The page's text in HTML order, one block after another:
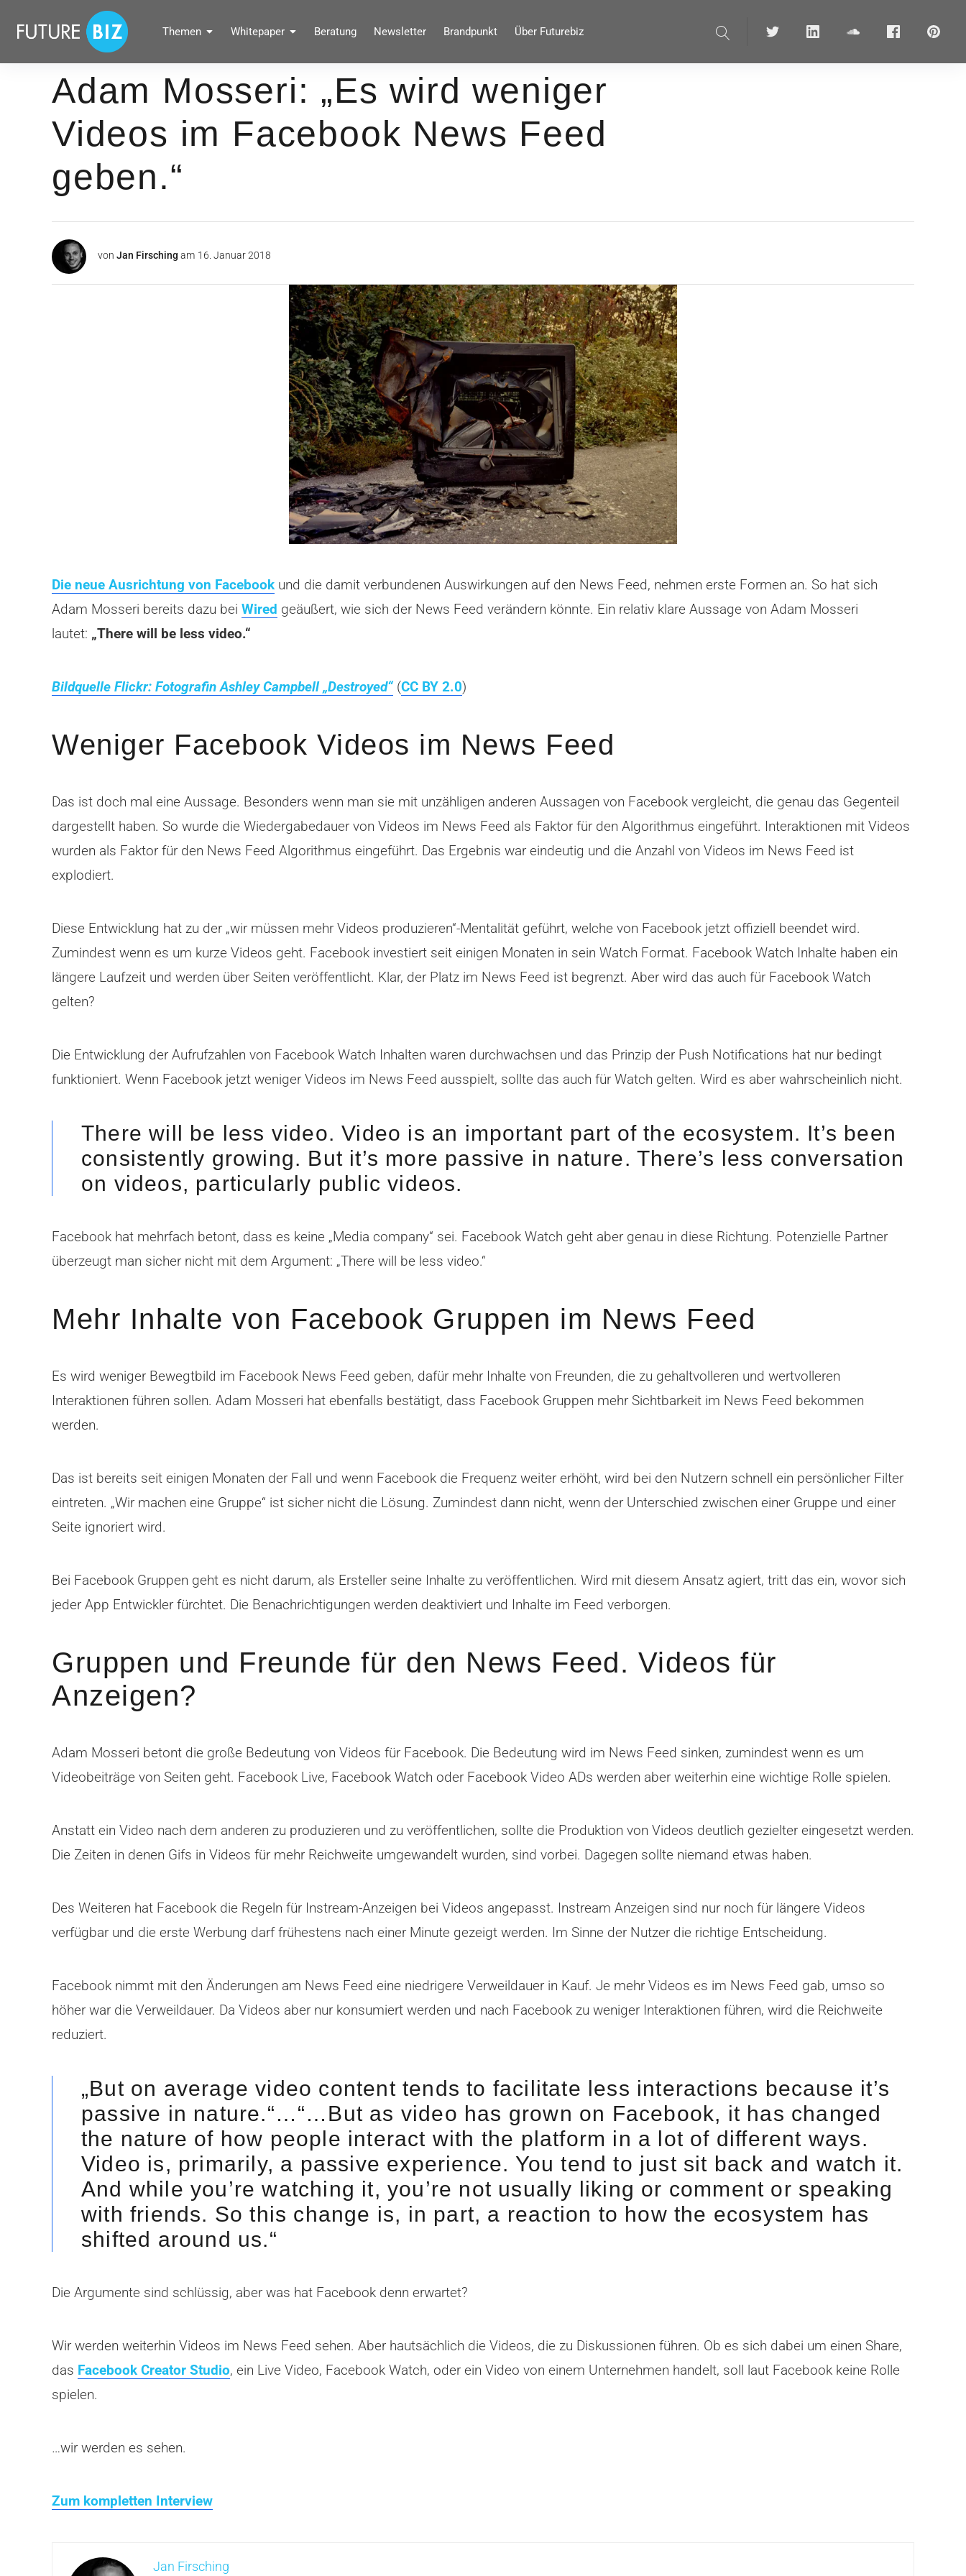
überspringen
FUTUREBIZ
Social Media Marketing Blog für Unternehmen by BRANDPUNKT
Themen Whitepaper Beratung Newsletter Brandpunkt Über Futurebiz
Suche Twitter linkedin soundcloudFacebook
Adam Mosseri: „Es wird weniger
Videos im Facebook News Feed
geben.“
von Jan Firsching am 16. Januar 2018
Die neue Ausrichtung von Facebook und die damit verbundenen Auswirkungen auf den News Feed, nehmen erste Formen an. So hat sich
Adam Mosseri bereits dazu bei Wired geäußert, wie sich der News Feed verändern könnte. Ein relativ klare Aussage von Adam Mosseri
lautet: „There will be less video.“
Bildquelle Flickr: Fotografin Ashley Campbell „Destroyed“ (CC BY 2.0)
Weniger Facebook Videos im News Feed
Das ist doch mal eine Aussage. Besonders wenn man sie mit unzähligen anderen Aussagen von Facebook vergleicht, die genau das Gegenteil
dargestellt haben. So wurde die Wiedergabedauer von Videos im News Feed als Faktor für den Algorithmus eingeführt. Interaktionen mit Videos
wurden als Faktor für den News Feed Algorithmus eingeführt. Das Ergebnis war eindeutig und die Anzahl von Videos im News Feed ist
explodiert.
Diese Entwicklung hat zu der „wir müssen mehr Videos produzieren“-Mentalität geführt, welche von Facebook jetzt offiziell beendet wird.
Zumindest wenn es um kurze Videos geht. Facebook investiert seit einigen Monaten in sein Watch Format. Facebook Watch Inhalte haben ein
längere Laufzeit und werden über Seiten veröffentlicht. Klar, der Platz im News Feed ist begrenzt. Aber wird das auch für Facebook Watch
gelten?
Die Entwicklung der Aufrufzahlen von Facebook Watch Inhalten waren durchwachsen und das Prinzip der Push Notifications hat nur bedingt
funktioniert. Wenn Facebook jetzt weniger Videos im News Feed ausspielt, sollte das auch für Watch gelten. Wird es aber wahrscheinlich nicht.
There will be less video. Video is an important part of the ecosystem. It’s been
consistently growing. But it’s more passive in nature. There’s less conversation
on videos, particularly public videos.
Facebook hat mehrfach betont, dass es keine „Media company“ sei. Facebook Watch geht aber genau in diese Richtung. Potenzielle Partner
überzeugt man sicher nicht mit dem Argument: „There will be less video.“
Mehr Inhalte von Facebook Gruppen im News Feed
Es wird weniger Bewegtbild im Facebook News Feed geben, dafür mehr Inhalte von Freunden, die zu gehaltvolleren und wertvolleren
Interaktionen führen sollen. Adam Mosseri hat ebenfalls bestätigt, dass Facebook Gruppen mehr Sichtbarkeit im News Feed bekommen
werden.
Das ist bereits seit einigen Monaten der Fall und wenn Facebook die Frequenz weiter erhöht, wird bei den Nutzern schnell ein persönlicher Filter
eintreten. „Wir machen eine Gruppe“ ist sicher nicht die Lösung. Zumindest dann nicht, wenn der Unterschied zwischen einer Gruppe und einer
Seite ignoriert wird.
Bei Facebook Gruppen geht es nicht darum, als Ersteller seine Inhalte zu veröffentlichen. Wird mit diesem Ansatz agiert, tritt das ein, wovor sich
jeder App Entwickler fürchtet. Die Benachrichtigungen werden deaktiviert und Inhalte im Feed verborgen.
Gruppen und Freunde für den News Feed. Videos für
Anzeigen?
Adam Mosseri betont die große Bedeutung von Videos für Facebook. Die Bedeutung wird im News Feed sinken, zumindest wenn es um
Videobeiträge von Seiten geht. Facebook Live, Facebook Watch oder Facebook Video ADs werden aber weiterhin eine wichtige Rolle spielen.
Anstatt ein Video nach dem anderen zu produzieren und zu veröffentlichen, sollte die Produktion von Videos deutlich gezielter eingesetzt werden.
Die Zeiten in denen Gifs in Videos für mehr Reichweite umgewandelt wurden, sind vorbei. Dagegen sollte niemand etwas haben.
Des Weiteren hat Facebook die Regeln für Instream-Anzeigen bei Videos angepasst. Instream Anzeigen sind nur noch für längere Videos
verfügbar und die erste Werbung darf frühestens nach einer Minute gezeigt werden. Im Sinne der Nutzer die richtige Entscheidung.
Facebook nimmt mit den Änderungen am News Feed eine niedrigere Verweildauer in Kauf. Je mehr Videos es im News Feed gab, umso so
höher war die Verweildauer. Da Videos aber nur konsumiert werden und nach Facebook zu weniger Interaktionen führen, wird die Reichweite
reduziert.
„But on average video content tends to facilitate less interactions because it’s
passive in nature.“…“…But as video has grown on Facebook, it has changed
the nature of how people interact with the platform in a lot of different ways.
Video is, primarily, a passive experience. You tend to just sit back and watch it.
And while you’re watching it, you’re not usually liking or comment or speaking
with friends. So this change is, in part, a reaction to how the ecosystem has
shifted around us.“
Die Argumente sind schlüssig, aber was hat Facebook denn erwartet?
Wir werden weiterhin Videos im News Feed sehen. Aber hautsächlich die Videos, die zu Diskussionen führen. Ob es sich dabei um einen Share,
das Facebook Creator Studio, ein Live Video, Facebook Watch, oder ein Video von einem Unternehmen handelt, soll laut Facebook keine Rolle
spielen.
…wir werden es sehen.
Zum kompletten Interview
Jan Firsching